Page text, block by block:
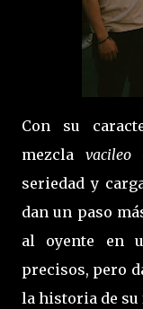
Con su
mezcla vacileo
seriedad y
dan un paso
al oyente en
precisos, pero
la historia de su